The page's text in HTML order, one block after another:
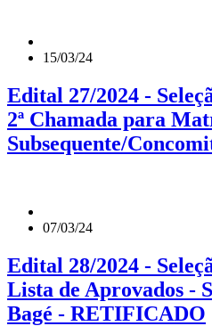
15/03/24
Edital 27/2024 -
2ª Chamada para
Subsequente/
07/03/24
Edital 28/2024 -
Lista de Aprovados -
Bagé - RETIFICADO